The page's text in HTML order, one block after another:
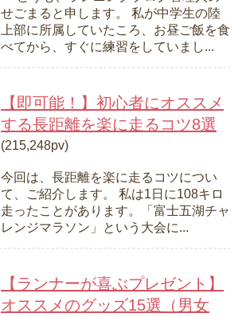
せごまると申します。 私が中学生の陸
上部に所属していたころ、お昼ご飯を食
べてから、すぐに練習をしていまし...
【即可能！】初心者にオススメ
する長距離を楽に走るコツ8選
(215,248pv)
今回は、長距離を楽に走るコツについ
て、ご紹介します。 私は1日に108キロ
走ったことがあります。「富士五湖チャ
レンジマラソン」という大会に...
【ランナーが喜ぶプレゼント】
オススメのグッズ15選（男女